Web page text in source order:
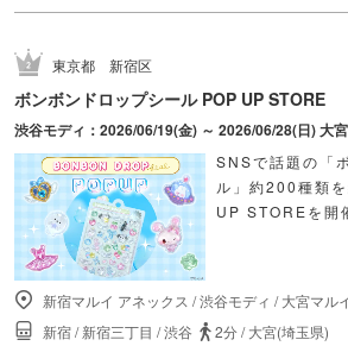
東京都 新宿区
ボンボンドロップシール POP UP STORE
SNSで話題の「
ル」約200種類
UP STOREを開
新宿マルイ アネックス /渋谷モディ /大宮マル
新宿/新宿三丁目 /渋谷 2分/大宮(埼玉県)